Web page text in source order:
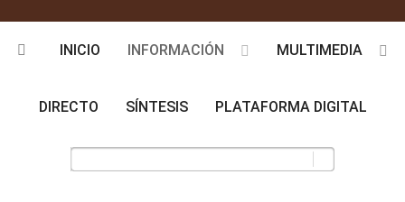
INICIO INFORMACIÓN MULTIMEDIA
DIRECTO SÍNTESIS PLATAFORMA DIGITAL